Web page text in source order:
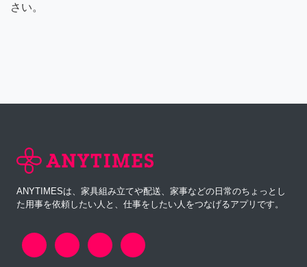
さい。
ANYTIMESは、家具組み立てや配送、家事などの日常のちょっとし
た用事を依頼したい人と、仕事をしたい人をつなげるアプリです。